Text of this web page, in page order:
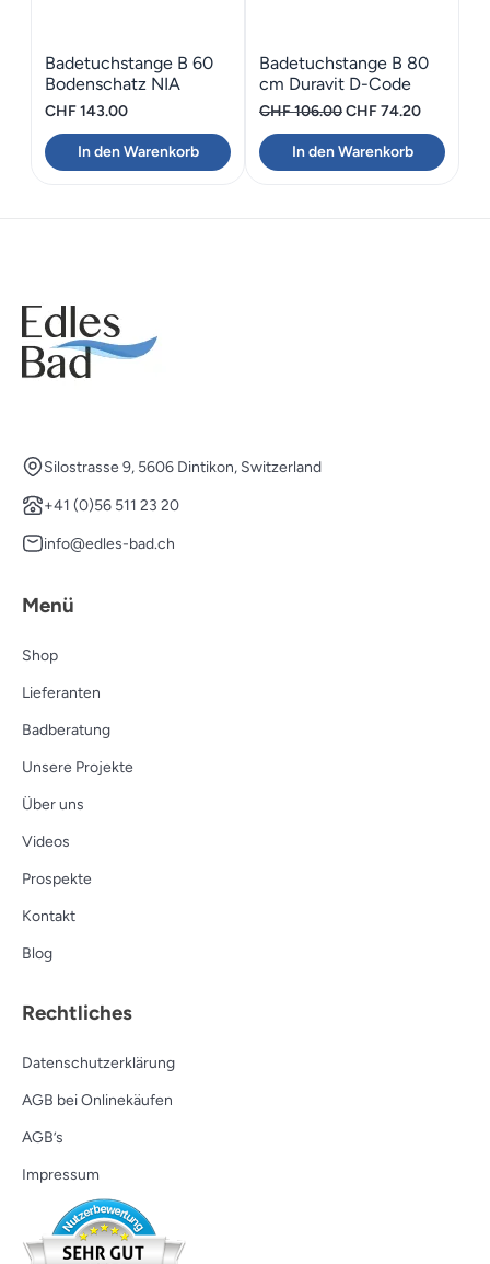
Badetuchstange B 60
Bodenschatz NIA
CHF143.00
In den Warenkorb
Badetuchstange B 80
cm Duravit D-Code
CHF106.00Ursprünglicher
Preis
war:
CHF74.20Aktueller
Preis
In den Warenkorb
Silostrasse 9, 5606 Dintikon, Switzerland
+41 (0)56 511 23 20
info@edles-bad.ch
Menü
Shop
Lieferanten
Badberatung
Unsere Projekte
Über uns
Videos
Prospekte
Kontakt
Blog
Rechtliches
Datenschutzerklärung
AGB bei Onlinekäufen
AGB’s
Impressum